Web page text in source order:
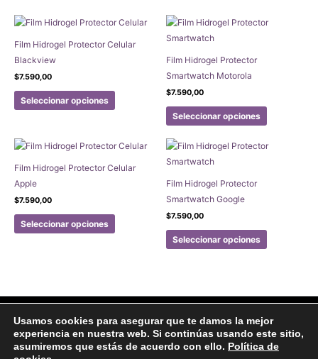
Film Hidrogel Protector Celular
Blackview
$7.590,00
Seleccionar opciones
Este
producto
Las
pueden
elegir
de
Film Hidrogel Protector
Smartwatch Motorola
$7.590,00
Seleccionar opciones
Este
producto
pueden
elegir
página
producto
Film Hidrogel Protector Celular
Apple
$7.590,00
Seleccionar opciones
Este
producto
Las
se
pueden
Film Hidrogel Protector
Smartwatch Google
$7.590,00
Seleccionar opciones
Este
producto
variantes.
opciones
se
Facebook Instagram
Aviso legal Politicas de Privacidad
Politica de Cookies
Usamos cookies para asegurar que te damos la mejor
experiencia en nuestra web. Si continúas usando este sitio,
asumiremos que estás de acuerdo con ello. Política de